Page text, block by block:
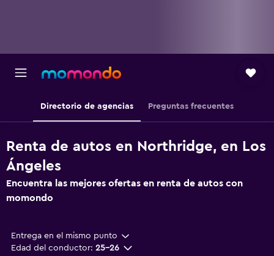
Directorio de agencias Preguntas frecuentes
Renta de autos en Northridge, en Los
Ángeles
Encuentra las mejores ofertas en renta de autos con
momondo
Entrega en el mismo punto
Edad del conductor: 25-26